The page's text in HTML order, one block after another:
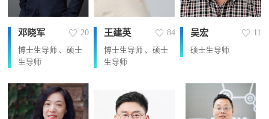
邓晓军 20
博士生导师 、硕士
生导师
王建英 84
博士生导师 、硕士
生导师
吴宏 11
硕士生导师